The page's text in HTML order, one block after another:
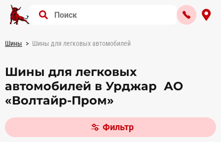
Шины Шины для легковых автомобилей
Шины для легковых
автомобилей в Урджар АО
«Волтайр-Пром»
Фильтр